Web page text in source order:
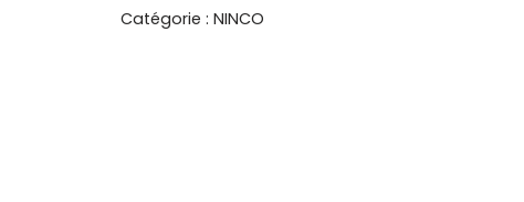
Catégorie : NINCO